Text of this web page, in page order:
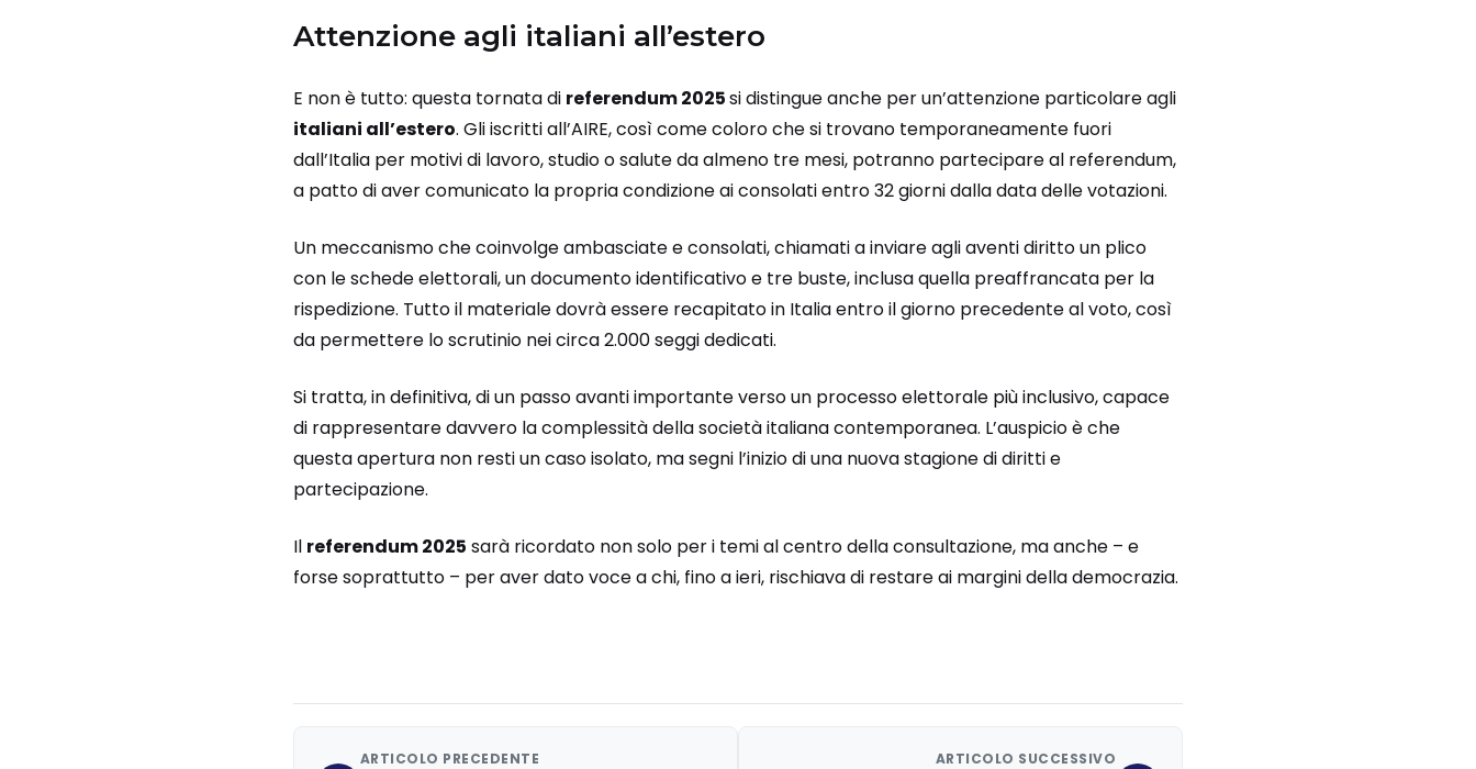
Attenzione agli italiani all’estero
E non è tutto: questa tornata di referendum 2025si distingue anche per un’attenzione particolare agli
italiani all’estero. Gli iscritti all’AIRE, così come coloro che si trovano temporaneamente fuori
dall’Italia per motivi di lavoro, studio o salute da almeno tre mesi, potranno partecipare al referendum,
a patto di aver comunicato la propria condizione ai consolati entro 32 giorni dalla data delle votazioni.
Un meccanismo che coinvolge ambasciate e consolati, chiamati a inviare agli aventi diritto un plico
con le schede elettorali, un documento identificativo e tre buste, inclusa quella preaffrancata per la
rispedizione. Tutto il materiale dovrà essere recapitato in Italia entro il giorno precedente al voto, così
da permettere lo scrutinio nei circa 2.000 seggi dedicati.
Si tratta, in definitiva, di un passo avanti importante verso un processo elettorale più inclusivo, capace
di rappresentare davvero la complessità della società italiana contemporanea. L’auspicio è che
questa apertura non resti un caso isolato, ma segni l’inizio di una nuova stagione di diritti e
partecipazione.
Il referendum 2025 sarà ricordato non solo per i temi al centro della consultazione, ma anche – e
forse soprattutto – per aver dato voce a chi, fino a ieri, rischiava di restare ai margini della democrazia.
ARTICOLO PRECEDENTE ARTICOLO SUCCESSIVO